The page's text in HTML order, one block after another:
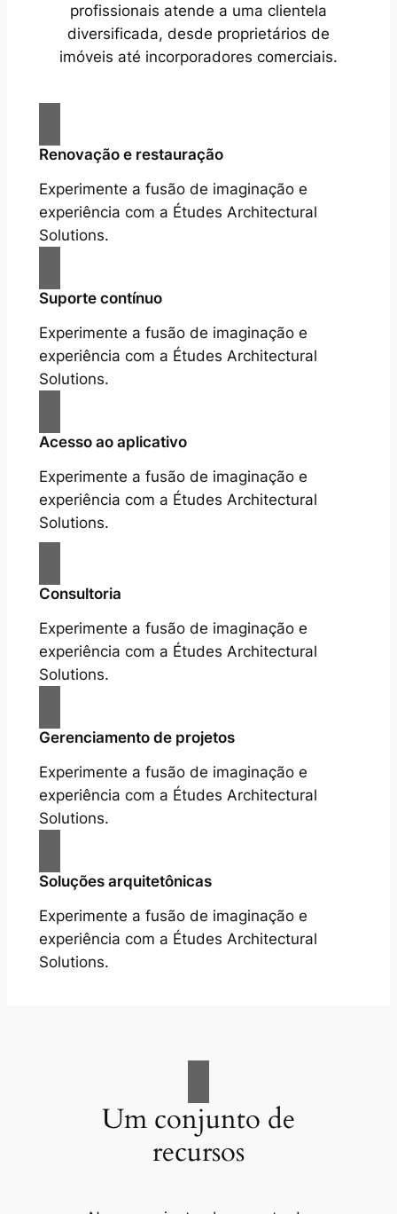
profissionais atende a uma clientela
diversificada, desde proprietários de
imóveis até incorporadores comerciais.
Renovação e restauração
Experimente a fusão de imaginação e
experiência com a Études Architectural
Solutions.
Suporte contínuo
Experimente a fusão de imaginação e
experiência com a Études Architectural
Solutions.
Acesso ao aplicativo
Experimente a fusão de imaginação e
experiência com a Études Architectural
Solutions.
Consultoria
Experimente a fusão de imaginação e
experiência com a Études Architectural
Solutions.
Gerenciamento de projetos
Experimente a fusão de imaginação e
experiência com a Études Architectural
Solutions.
Soluções arquitetônicas
Experimente a fusão de imaginação e
experiência com a Études Architectural
Solutions.
Um conjunto de
recursos